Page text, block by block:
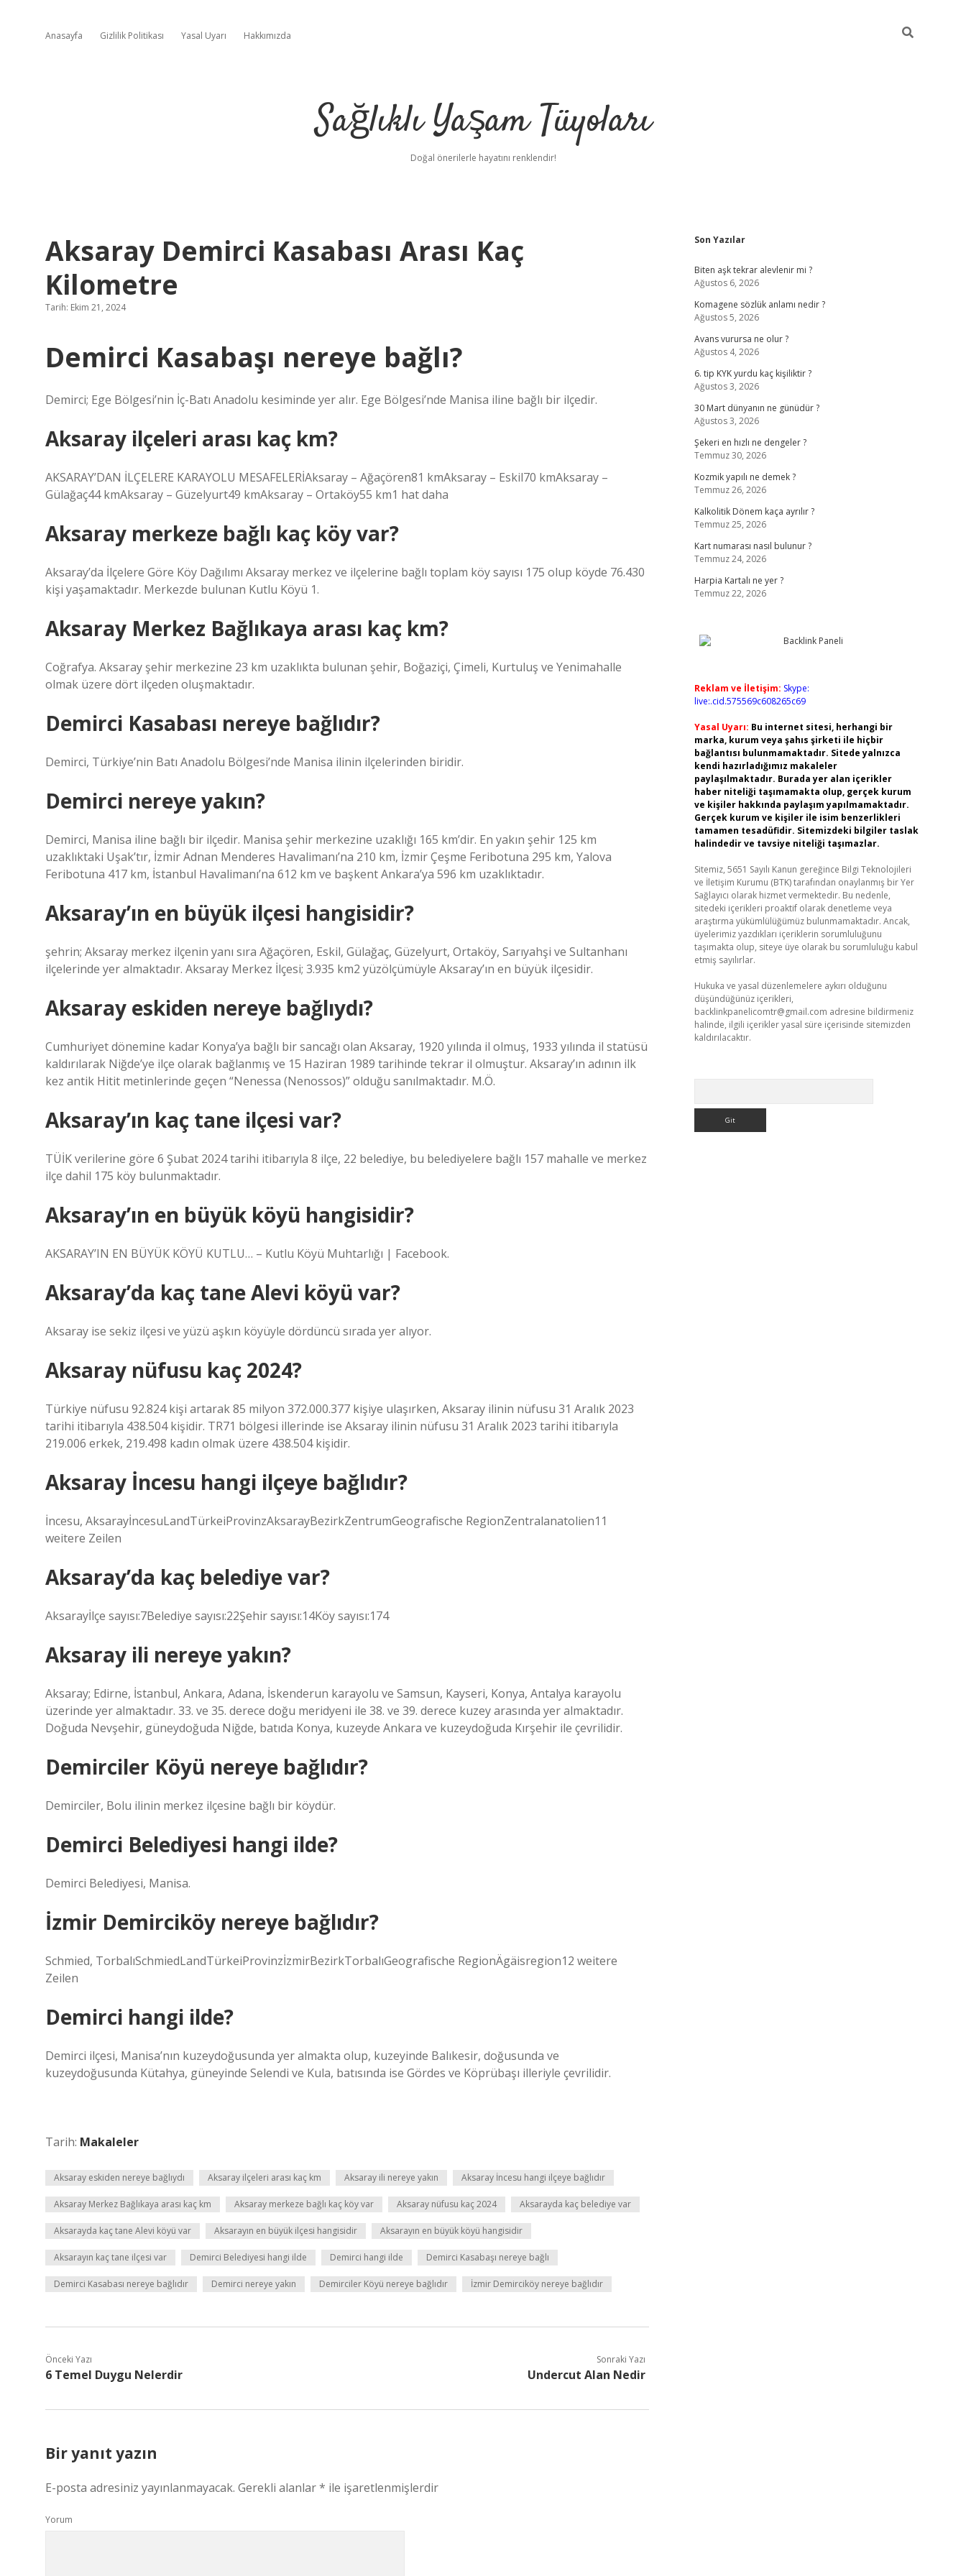
Anasayfa Gizlilik Politikası Yasal Uyarı Hakkımızda
Sağlıklı Yaşam Tüyoları
Doğal önerilerle hayatını renklendir!
Aksaray Demirci Kasabası Arası Kaç
Kilometre
Tarih: Ekim 21, 2024
Demirci Kasabaşı nereye bağlı?
Demirci; Ege Bölgesi’nin İç-Batı Anadolu kesiminde yer alır. Ege Bölgesi’nde Manisa iline bağlı bir ilçedir.
Aksaray ilçeleri arası kaç km?
AKSARAY’DAN İLÇELERE KARAYOLU MESAFELERİAksaray – Ağaçören81 kmAksaray – Eskil70 kmAksaray –
Gülağaç44 kmAksaray – Güzelyurt49 kmAksaray – Ortaköy55 km1 hat daha
Aksaray merkeze bağlı kaç köy var?
Aksaray’da İlçelere Göre Köy Dağılımı Aksaray merkez ve ilçelerine bağlı toplam köy sayısı 175 olup köyde 76.430
kişi yaşamaktadır. Merkezde bulunan Kutlu Köyü 1.
Aksaray Merkez Bağlıkaya arası kaç km?
Coğrafya. Aksaray şehir merkezine 23 km uzaklıkta bulunan şehir, Boğaziçi, Çimeli, Kurtuluş ve Yenimahalle
olmak üzere dört ilçeden oluşmaktadır.
Demirci Kasabası nereye bağlıdır?
Demirci, Türkiye’nin Batı Anadolu Bölgesi’nde Manisa ilinin ilçelerinden biridir.
Demirci nereye yakın?
Demirci, Manisa iline bağlı bir ilçedir. Manisa şehir merkezine uzaklığı 165 km’dir. En yakın şehir 125 km
uzaklıktaki Uşak’tır, İzmir Adnan Menderes Havalimanı’na 210 km, İzmir Çeşme Feribotuna 295 km, Yalova
Feribotuna 417 km, İstanbul Havalimanı’na 612 km ve başkent Ankara’ya 596 km uzaklıktadır.
Aksaray’ın en büyük ilçesi hangisidir?
şehrin; Aksaray merkez ilçenin yanı sıra Ağaçören, Eskil, Gülağaç, Güzelyurt, Ortaköy, Sarıyahşi ve Sultanhanı
ilçelerinde yer almaktadır. Aksaray Merkez İlçesi; 3.935 km2 yüzölçümüyle Aksaray’ın en büyük ilçesidir.
Aksaray eskiden nereye bağlıydı?
Cumhuriyet dönemine kadar Konya’ya bağlı bir sancağı olan Aksaray, 1920 yılında il olmuş, 1933 yılında il statüsü
kaldırılarak Niğde’ye ilçe olarak bağlanmış ve 15 Haziran 1989 tarihinde tekrar il olmuştur. Aksaray’ın adının ilk
kez antik Hitit metinlerinde geçen “Nenessa (Nenossos)” olduğu sanılmaktadır. M.Ö.
Aksaray’ın kaç tane ilçesi var?
TÜİK verilerine göre 6 Şubat 2024 tarihi itibarıyla 8 ilçe, 22 belediye, bu belediyelere bağlı 157 mahalle ve merkez
ilçe dahil 175 köy bulunmaktadır.
Aksaray’ın en büyük köyü hangisidir?
AKSARAY’IN EN BÜYÜK KÖYÜ KUTLU… – Kutlu Köyü Muhtarlığı | Facebook.
Aksaray’da kaç tane Alevi köyü var?
Aksaray ise sekiz ilçesi ve yüzü aşkın köyüyle dördüncü sırada yer alıyor.
Aksaray nüfusu kaç 2024?
Türkiye nüfusu 92.824 kişi artarak 85 milyon 372.000.377 kişiye ulaşırken, Aksaray ilinin nüfusu 31 Aralık 2023
tarihi itibarıyla 438.504 kişidir. TR71 bölgesi illerinde ise Aksaray ilinin nüfusu 31 Aralık 2023 tarihi itibarıyla
219.006 erkek, 219.498 kadın olmak üzere 438.504 kişidir.
Aksaray İncesu hangi ilçeye bağlıdır?
İncesu, AksarayİncesuLandTürkeiProvinzAksarayBezirkZentrumGeografische RegionZentralanatolien11
weitere Zeilen
Aksaray’da kaç belediye var?
Aksarayİlçe sayısı:7Belediye sayısı:22Şehir sayısı:14Köy sayısı:174
Aksaray ili nereye yakın?
Aksaray; Edirne, İstanbul, Ankara, Adana, İskenderun karayolu ve Samsun, Kayseri, Konya, Antalya karayolu
üzerinde yer almaktadır. 33. ve 35. derece doğu meridyeni ile 38. ve 39. derece kuzey arasında yer almaktadır.
Doğuda Nevşehir, güneydoğuda Niğde, batıda Konya, kuzeyde Ankara ve kuzeydoğuda Kırşehir ile çevrilidir.
Demirciler Köyü nereye bağlıdır?
Demirciler, Bolu ilinin merkez ilçesine bağlı bir köydür.
Demirci Belediyesi hangi ilde?
Demirci Belediyesi, Manisa.
İzmir Demirciköy nereye bağlıdır?
Schmied, TorbalıSchmiedLandTürkeiProvinzİzmirBezirkTorbalıGeografische RegionÄgäisregion12 weitere
Zeilen
Demirci hangi ilde?
Demirci ilçesi, Manisa’nın kuzeydoğusunda yer almakta olup, kuzeyinde Balıkesir, doğusunda ve
kuzeydoğusunda Kütahya, güneyinde Selendi ve Kula, batısında ise Gördes ve Köprübaşı illeriyle çevrilidir.
Tarih: Makaleler
Aksaray eskiden nereye bağlıydı Aksaray ilçeleri arası kaç km Aksaray ili nereye yakın Aksaray İncesu hangi ilçeye bağlıdır
Aksaray Merkez Bağlıkaya arası kaç km Aksaray merkeze bağlı kaç köy var Aksaray nüfusu kaç 2024 Aksarayda kaç belediye var
Aksarayda kaç tane Alevi köyü var Aksarayın en büyük ilçesi hangisidir Aksarayın en büyük köyü hangisidir
Aksarayın kaç tane ilçesi var Demirci Belediyesi hangi ilde Demirci hangi ilde Demirci Kasabaşı nereye bağlı
Demirci Kasabası nereye bağlıdır Demirci nereye yakın Demirciler Köyü nereye bağlıdır İzmir Demirciköy nereye bağlıdır
Önceki Yazı
6 Temel Duygu Nelerdir
Sonraki Yazı
Undercut Alan Nedir
Bir yanıt yazın
E-posta adresiniz yayınlanmayacak. Gerekli alanlar* ile işaretlenmişlerdir
Yorum
Sidebar
Son Yazılar
Biten aşk tekrar alevlenir mi ?
Ağustos 6, 2026
Komagene sözlük anlamı nedir ?
Ağustos 5, 2026
Avans vurursa ne olur ?
Ağustos 4, 2026
6. tip KYK yurdu kaç kişiliktir ?
Ağustos 3, 2026
30 Mart dünyanın ne günüdür ?
Ağustos 3, 2026
Şekeri en hızlı ne dengeler ?
Temmuz 30, 2026
Kozmik yapılı ne demek ?
Temmuz 26, 2026
Kalkolitik Dönem kaça ayrılır ?
Temmuz 25, 2026
Kart numarası nasıl bulunur ?
Temmuz 24, 2026
Harpia Kartalı ne yer ?
Temmuz 22, 2026
Reklam ve İletişim: Skype:
live:.cid.575569c608265c69
Yasal Uyarı: Bu internet sitesi, herhangi bir
marka, kurum veya şahıs şirketi ile hiçbir
bağlantısı bulunmamaktadır. Sitede yalnızca
kendi hazırladığımız makaleler
paylaşılmaktadır. Burada yer alan içerikler
haber niteliği taşımamakta olup, gerçek kurum
ve kişiler hakkında paylaşım yapılmamaktadır.
Gerçek kurum ve kişiler ile isim benzerlikleri
tamamen tesadüfidir. Sitemizdeki bilgiler taslak
halindedir ve tavsiye niteliği taşımazlar.
Sitemiz, 5651 Sayılı Kanun gereğince Bilgi Teknolojileri
ve İletişim Kurumu (BTK) tarafından onaylanmış bir Yer
Sağlayıcı olarak hizmet vermektedir. Bu nedenle,
sitedeki içerikleri proaktif olarak denetleme veya
araştırma yükümlülüğümüz bulunmamaktadır. Ancak,
üyelerimiz yazdıkları içeriklerin sorumluluğunu
taşımakta olup, siteye üye olarak bu sorumluluğu kabul
etmiş sayılırlar.
Hukuka ve yasal düzenlemelere aykırı olduğunu
düşündüğünüz içerikleri,
backlinkpanelicomtr@gmail.com adresine bildirmeniz
halinde, ilgili içerikler yasal süre içerisinde sitemizden
kaldırılacaktır.